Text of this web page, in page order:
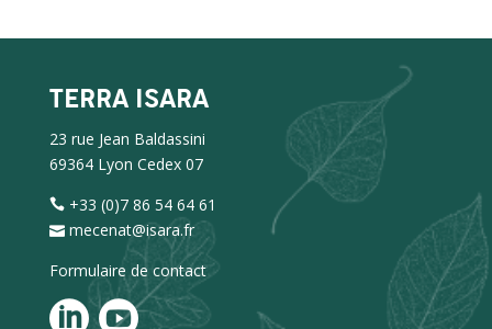
TERRA ISARA
23 rue Jean Baldassini
69364 Lyon Cedex 07
+33 (0)7 86 54 64 61
mecenat@isara.fr
Formulaire de contact